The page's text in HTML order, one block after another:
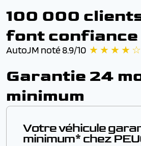
100 000
font confiance
AutoJM noté 8.9/10 ★ ★ ★ ★ ☆
Garantie 24
minimum
Votre véhicule
minimum* chez